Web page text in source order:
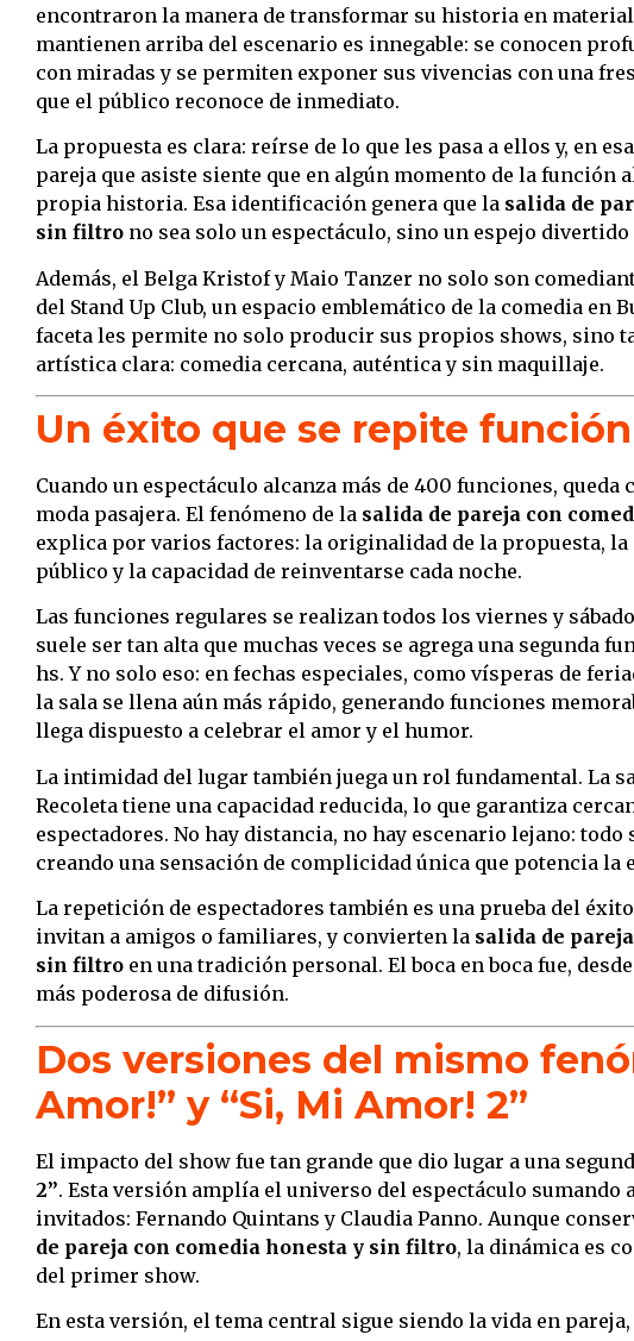
encontraron la manera de transformar su historia en
mantienen arriba del escenario es innegable: se conocen
con miradas y se permiten exponer sus vivencias con una
que el público reconoce de inmediato.
La propuesta es clara: reírse de lo que les pasa a ellos y, en
pareja que asiste siente que en algún momento de la función
propia historia. Esa identificación genera que la salida de
sin filtro no sea solo un espectáculo, sino un espejo
Además, el Belga Kristof y Maio Tanzer no solo son
del Stand Up Club, un espacio emblemático de la comedia en
faceta les permite no solo producir sus propios shows, sino
artística clara: comedia cercana, auténtica y sin maquillaje.
Un éxito que se repite
Cuando un espectáculo alcanza más de 400 funciones, queda
moda pasajera. El fenómeno de la salida de pareja con
explica por varios factores: la originalidad de la propuesta,
público y la capacidad de reinventarse cada noche.
Las funciones regulares se realizan todos los viernes y
suele ser tan alta que muchas veces se agrega una segunda
hs. Y no solo eso: en fechas especiales, como vísperas de
la sala se llena aún más rápido, generando funciones
llega dispuesto a celebrar el amor y el humor.
La intimidad del lugar también juega un rol fundamental. La
Recoleta tiene una capacidad reducida, lo que garantiza
espectadores. No hay distancia, no hay escenario lejano: todo
creando una sensación de complicidad única que potencia la
La repetición de espectadores también es una prueba del
invitan a amigos o familiares, y convierten la salida de
sin filtro en una tradición personal. El boca en boca fue,
más poderosa de difusión.
Dos versiones del mismo
Amor!” y “Si, Mi Amor! 2”
El impacto del show fue tan grande que dio lugar a una
2”. Esta versión amplía el universo del espectáculo sumando
invitados: Fernando Quintans y Claudia Panno. Aunque
de pareja con comedia honesta y sin filtro, la dinámica es
del primer show.
En esta versión, el tema central sigue siendo la vida en